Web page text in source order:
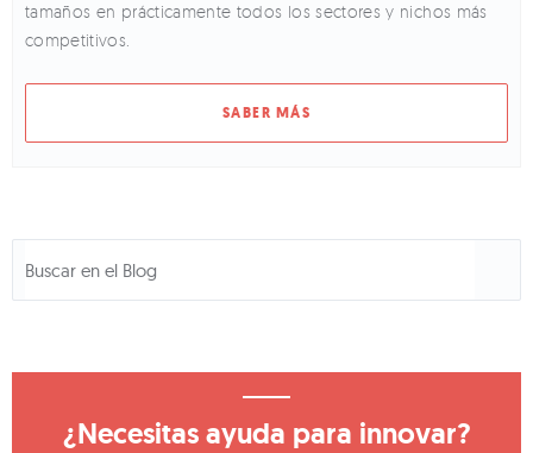
tamaños en prácticamente todos los sectores y nichos más
competitivos.
SABER MÁS
¿Necesitas ayuda para innovar?